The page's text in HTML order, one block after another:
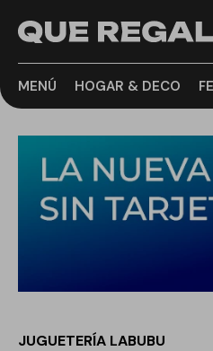
MENÚ HOGAR & DECO
JUGUETERÍA LABUBU